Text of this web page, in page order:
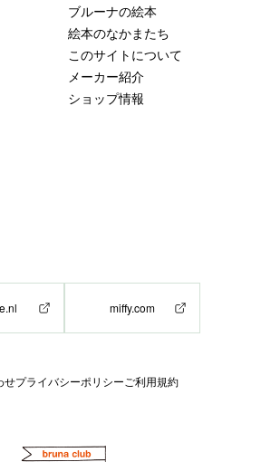
ブルーナの絵本
絵本のなかまたち
このサイトについて
メーカー紹介
ショップ情報
miffy.com
せプライバシーポリシーご利用規約